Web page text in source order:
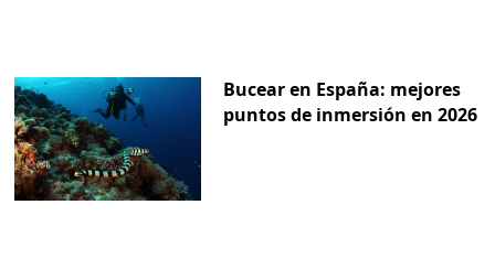
Bucear en España: mejores
puntos de inmersión en 2026